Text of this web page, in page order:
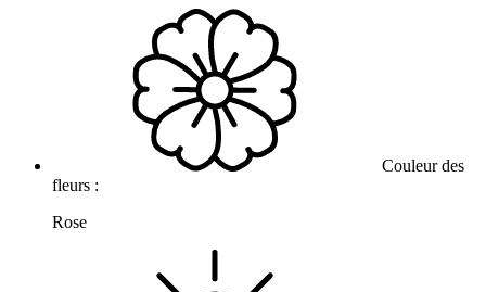
Couleur des
fleurs :
Rose